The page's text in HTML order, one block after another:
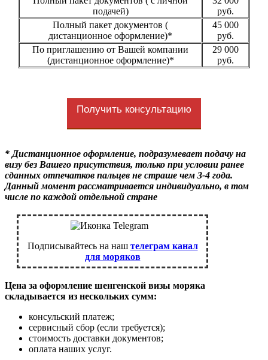
подачей)
руб.
Полный пакет документов (
дистанционное оформление)*
45 000
руб.
По приглашению от Вашей компании
(дистанционное оформление)*
29 000
руб.
Получить консультацию
* Дистанционное оформление, подразумевает подачу на
визу без Вашего присутствия, только при условии ранее
сданных отпечатков пальцев не страше чем 3-4 года.
Данный момент рассматривается индивидуально, в том
числе по каждой отдельной стране
Подписывайтесь на наш телеграм канал
для моряков
Цена за оформление шенгенской визы моряка
складывается из нескольких сумм:
консульский платеж;
сервисный сбор (если требуется);
стоимость доставки документов;
оплата наших услуг.